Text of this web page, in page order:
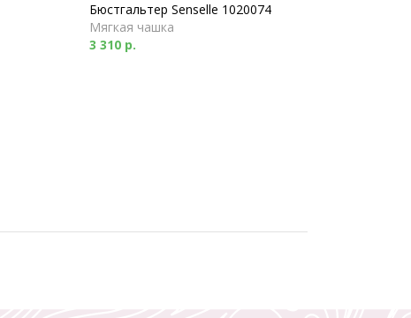
Бюстгальтер Senselle 1020074
Мягкая чашка
3 310 р.